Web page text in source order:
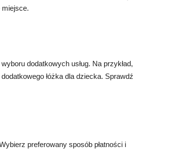
miejsce.
dodatkowych usług. Na przykład,
łóżka dla dziecka. Sprawdź
preferowany sposób płatności i